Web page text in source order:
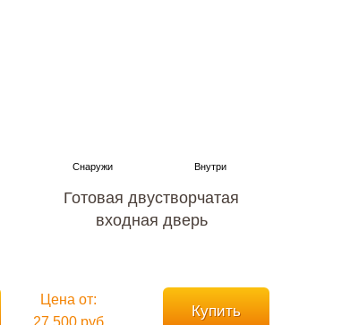
Готовая двустворчатая
входная дверь
Цена от:
27 500 руб
Купить